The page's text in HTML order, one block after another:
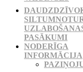
PASĀKUMI
NODERĪGA
INFORMĀCIJA